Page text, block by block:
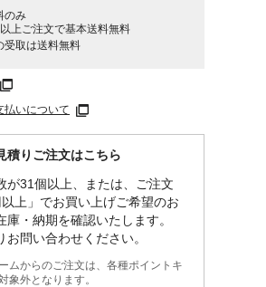
のみ
上ご注文で基本送料無料
受取は送料無料
払いについて
積りご注文はこちら
が31個以上、または、ご注文
上」でお買い上げご希望のお
庫・納期を確認いたします。
お問い合わせください。
ムからのご注文は、各種ポイントキ
象外となります。